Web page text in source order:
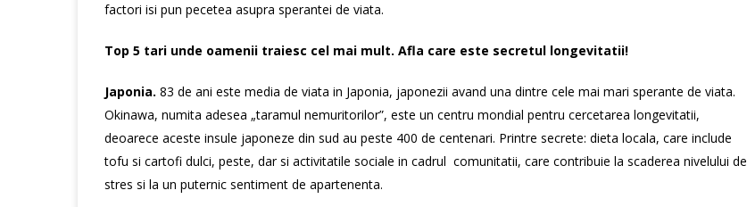
factori isi pun pecetea asupra sperantei de viata.
Top 5 tari unde oamenii traiesc cel mai mult. Afla care este secretul longevitatii!
Japonia. 83 de ani este media de viata in Japonia, japonezii avand una dintre cele mai mari sperante de viata.
Okinawa, numita adesea „taramul nemuritorilor”, este un centru mondial pentru cercetarea longevitatii,
deoarece aceste insule japoneze din sud au peste 400 de centenari. Printre secrete: dieta locala, care include
tofu si cartofi dulci, peste, dar si activitatile sociale in cadrul comunitatii, care contribuie la scaderea nivelului de
stres si la un puternic sentiment de apartenenta.